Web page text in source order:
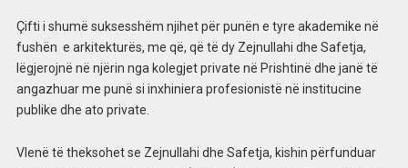
Çifti i shumë suksesshëm njihet për punën e tyre akademike në
fushën e arkitekturës, me që, që të dy Zejnullahi dhe Safetja,
lëgjerojnë në njërin nga kolegjet private në Prishtinë dhe janë të
angazhuar me punë si inxhiniera profesionistë në institucine
publike dhe ato private.
Vlenë të theksohet se Zejnullahi dhe Safetja, kishin përfunduar